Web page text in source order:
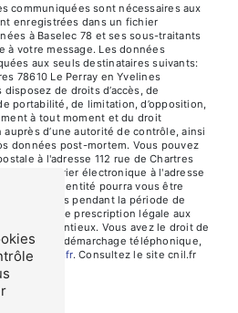
communiquées sont nécessaires aux
enregistrées dans un fichier
à Baselec 78 et ses sous-traitants
à votre message. Les données
aux seuls destinataires suivants:
78610 Le Perray en Yvelines
disposez de droits d’accès, de
portabilité, de limitation, d’opposition,
à tout moment et du droit
d’une autorité de contrôle, ainsi
données post-mortem. Vous pouvez
à l'adresse 112 rue de Chartres
ou par courrier électronique à l'adresse
d'identité pourra vous être
vos données pendant la période de
la durée de prescription légale aux
des contentieux. Vous avez le droit de
au démarchage téléphonique,
Bloctel.gouv.fr. Consultez le site cnil.fr
droits.